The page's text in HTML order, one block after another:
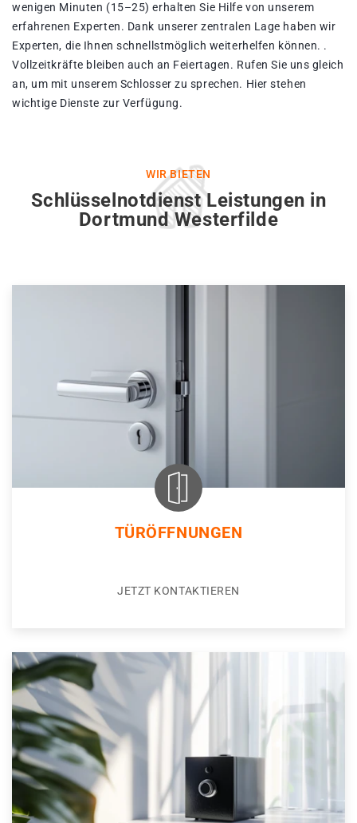
wenigen Minuten (15–25) erhalten Sie Hilfe von unserem
erfahrenen Experten. Dank unserer zentralen Lage haben wir
Experten, die Ihnen schnellstmöglich weiterhelfen können. .
Vollzeitkräfte bleiben auch an Feiertagen. Rufen Sie uns gleich
an, um mit unserem Schlosser zu sprechen. Hier stehen
wichtige Dienste zur Verfügung.
WIR BIETEN
Schlüsselnotdienst Leistungen in
Dortmund Westerfilde
TÜRÖFFNUNGEN
JETZT KONTAKTIEREN